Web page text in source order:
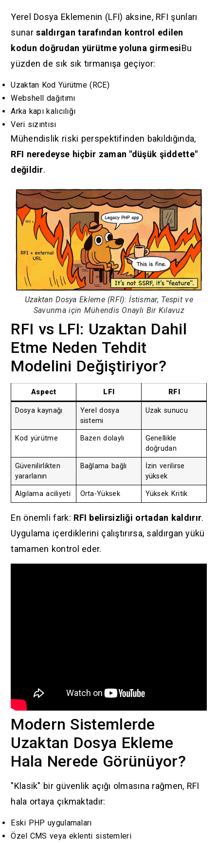
Yerel Dosya Eklemenin (LFI) aksine, RFI şunları
sunarsaldırgan tarafından kontrol edilen
kodun doğrudan yürütme yoluna girmesiBu
yüzden de sık sık tırmanışa geçiyor:
Uzaktan Kod Yürütme (RCE)
Webshell dağıtımı
Arka kapı kalıcılığı
Veri sızıntısı
Mühendislik riski perspektifinden bakıldığında,
RFI neredeyse hiçbir zaman "düşük şiddette"
değildir.
Uzaktan Dosya Ekleme (RFI): İstismar, Tespit ve
Savunma için Mühendis Onaylı Bir Kılavuz
RFI vs LFI: Uzaktan Dahil
Etme Neden Tehdit
Modelini Değiştiriyor?
Aspect LFI RFI
Dosya kaynağı
Yerel dosya
sistemi
Uzak sunucu
Kod yürütme Bazen dolaylı
Genellikle
doğrudan
Güvenilirlikten
yararlanın
Bağlama bağlı
İzin verilirse
yüksek
Algılama aciliyeti Orta-Yüksek Yüksek Kritik
En önemli fark: RFI belirsizliği ortadan kaldırır.
Uygulama içerdiklerini çalıştırırsa, saldırgan yükü
tamamen kontrol eder.
Modern Sistemlerde
Uzaktan Dosya Ekleme
Hala Nerede Görünüyor?
"Klasik" bir güvenlik açığı olmasına rağmen, RFI
hala ortaya çıkmaktadır:
Eski PHP uygulamaları
Özel CMS veya eklenti sistemleri